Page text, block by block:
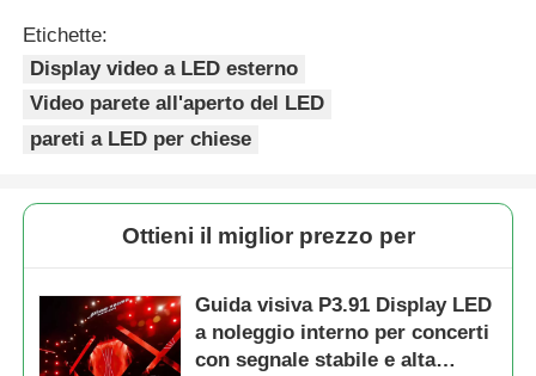
Etichette:
Display video a LED esterno
Video parete all'aperto del LED
pareti a LED per chiese
Ottieni il miglior prezzo per
Guida visiva P3.91 Display LED
a noleggio interno per concerti
con segnale stabile e alta